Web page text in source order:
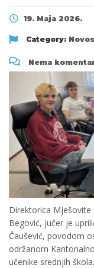
19. Maja 2026.
Category:
Nema
Direktorica Mješovite
Begović, jučer je
Čaušević, povodom
održanom
učenike srednjih škola.